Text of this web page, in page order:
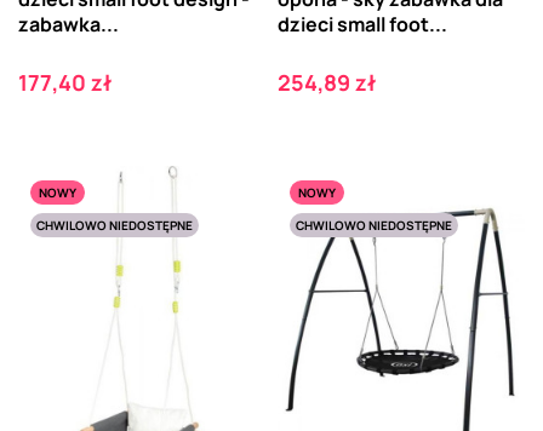
zabawka...
Cena
177,40 zł
dzieci small foot...
Cena
254,89 zł
NOWY
CHWILOWO NIEDOSTĘPNE
NOWY
CHWILOWO NIEDOSTĘPNE